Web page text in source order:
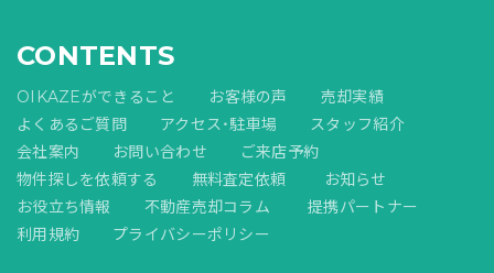
CONTENTS
OIKAZEができること お客様の声
売却実績
よくあるご質問
アクセス・駐車場
スタッフ紹介
会社案内
お問い合わせ
ご来店予約
物件探しを依頼する
無料査定依頼
お知らせ
お役立ち情報
不動産売却コラム
提携パートナー
利用規約
プライバシーポリシー